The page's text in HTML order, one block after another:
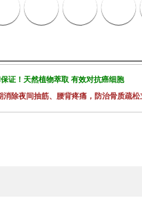
证！天然植物萃取 有效对抗癌细胞
除夜间抽筋、腰背疼痛，防治骨质疏松